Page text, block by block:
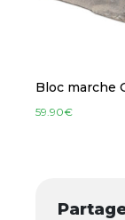
Bloc marche
59.90€